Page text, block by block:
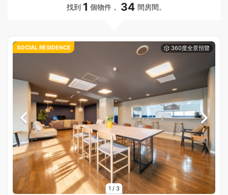
找到 1 個物件， 34 間房間。
1 / 3
SOCIAL RESIDENCE